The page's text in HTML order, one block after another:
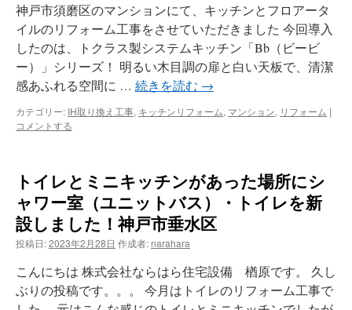
神戸市須磨区のマンションにて、キッチンとフロアータ
イルのリフォーム工事をさせていただきました 今回導入
したのは、トクラス製システムキッチン「Bb（ビービ
ー）」シリーズ！ 明るい木目調の扉と白い天板で、清潔
感あふれる空間に … 続きを読む →
カテゴリー: IH取り換え工事, キッチンリフォーム, マンション, リフォーム |
コメントする
トイレとミニキッチンがあった場所にシ
ャワー室（ユニットバス）・トイレを新
設しました！神戸市垂水区
投稿日:2023年2月28日 作成者: narahara
こんにちは 株式会社ならはら住宅設備 楢原です。 久し
ぶりの投稿です。。。 今月はトイレのリフォーム工事で